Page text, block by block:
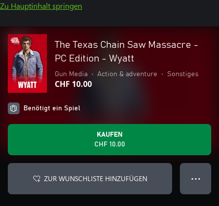
Zu Hauptinhalt springen
The Texas Chain Saw Massacre -
PC Edition - Wyatt
Gun Media • Action & adventure • Sonstiges
CHF 10.00
Benötigt ein Spiel
KAUFEN
CHF 10.00
ZUR WUNSCHLISTE HINZUFÜGEN ● ● ●